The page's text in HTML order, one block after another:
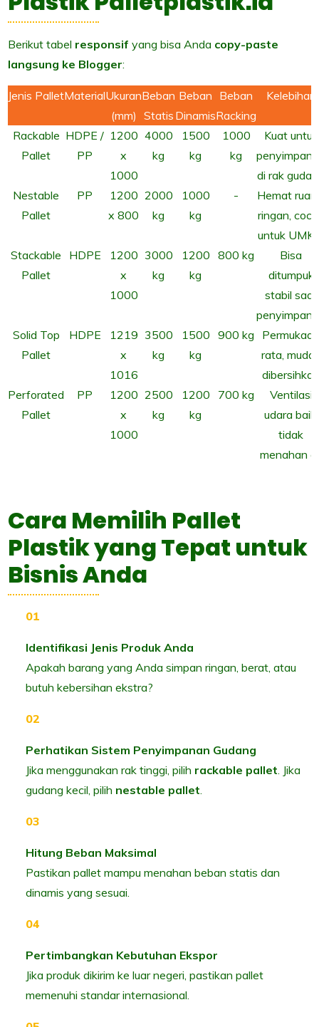
Berikut tabel responsif yang bisa Anda copy-paste
langsung ke Blogger:
Jenis PalletMaterialUkuran
(mm)
Beban
Statis
Beban
Dinamis
Beban
Racking
Kelebihan
Rackable
Pallet
HDPE /
PP
1200
x
1000
4000
kg
1500
kg
1000
kg
Kuat untuk
di rak
Nestable
Pallet
PP
1200
x 800
2000
kg
1000
kg
-
Hemat
ringan,
untuk
Stackable
Pallet
HDPE
1200
x
1000
3000
kg
1200
kg
800 kg
Bisa
ditumpuk
stabil saat
Solid Top
Pallet
HDPE
1219
x
1016
3500
kg
1500
kg
900 kg
rata,
Perforated
Pallet
PP
1200
x
1000
2500
kg
1200
kg
700 kg
Ventilasi
udara baik,
tidak
menahan
Cara Memilih Pallet
Plastik yang Tepat untuk
Bisnis Anda
Identifikasi Jenis Produk Anda
Apakah barang yang Anda simpan ringan, berat, atau
butuh kebersihan ekstra?
Perhatikan Sistem Penyimpanan Gudang
Jika menggunakan rak tinggi, pilih rackable pallet. Jika
gudang kecil, pilih nestable pallet.
Hitung Beban Maksimal
Pastikan pallet mampu menahan beban statis dan
dinamis yang sesuai.
Pertimbangkan Kebutuhan Ekspor
Jika produk dikirim ke luar negeri, pastikan pallet
memenuhi standar internasional.